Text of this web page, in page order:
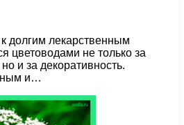
долгим лекарственным
цветоводами не только за
и за декоративность.
и…